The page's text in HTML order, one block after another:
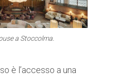
a Stoccolma.
è l’accesso a una